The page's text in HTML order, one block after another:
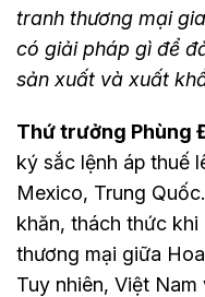
tranh thương mại
có giải pháp gì để
sản xuất và xuất
Thứ trưởng Phùng
ký sắc lệnh áp thuế
Mexico, Trung
khăn, thách thức
thương mại giữa
Tuy nhiên, Việt